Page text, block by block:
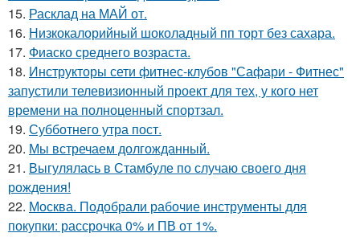
15. Расклад на МАЙ от.
16. Низкокалорийный шоколадный пп торт без сахара.
17. Фиаско среднего возраста.
18. Инструкторы сети фитнес-клубов "Сафари - Фитнес"
запустили телевизионный проект для тех, у кого нет
времени на полноценный спортзал.
19. Субботнего утра пост.
20. Мы встречаем долгожданный.
21. Выгулялась в Стамбуле по случаю своего дня
рождения!
22. Москва. Подобрали рабочие инструменты для
покупки: рассрочка 0% и ПВ от 1%.